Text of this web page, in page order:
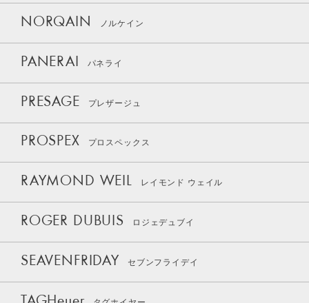
NORQAIN ノルケイン
PANERAI パネライ
PRESAGE プレザージュ
PROSPEX プロスペックス
RAYMOND WEIL レイモンド ウェイル
ROGER DUBUIS ロジェデュブイ
SEAVENFRIDAY セブンフライデイ